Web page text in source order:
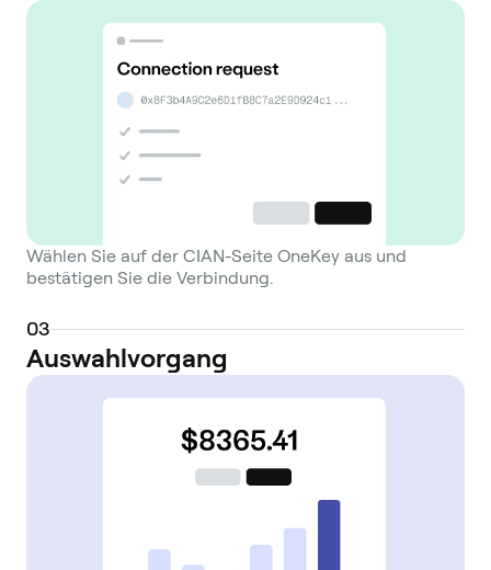
Wählen Sie auf der CIAN-Seite OneKey aus und
bestätigen Sie die Verbindung.
03
Auswahlvorgang